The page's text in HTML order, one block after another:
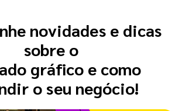
novidades e dicas
sobre o
gráfico e como
o seu negócio!